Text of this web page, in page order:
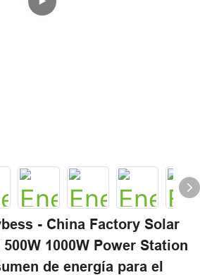
- China Factory Solar
1000W Power Station
de energía para el